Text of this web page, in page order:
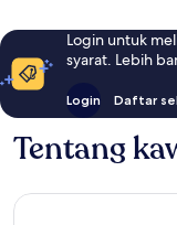
Login untuk
syarat. Lebih
Login Daftar
Tentang